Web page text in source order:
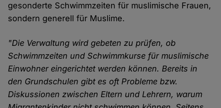
gesonderte Schwimmzeiten für muslimische Frauen,
sondern generell für Muslime.
"Die Verwaltung wird gebeten zu prüfen, ob
Schwimmzeiten und Schwimmkurse für muslimische
Einwohner eingerichtet werden können. Bereits in
den Grundschulen gibt es oft Probleme bzw.
Diskussionen zwischen Eltern und Lehrern, warum